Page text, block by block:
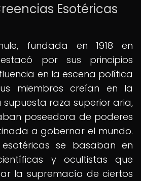
Esotéricas
fundada en 1918 en
por sus principios
en la escena política
miembros creían en la
supuesta raza superior aria,
poseedora de poderes
a gobernar el mundo.
esotéricas se basaban en
y ocultistas que
la supremacía de ciertos